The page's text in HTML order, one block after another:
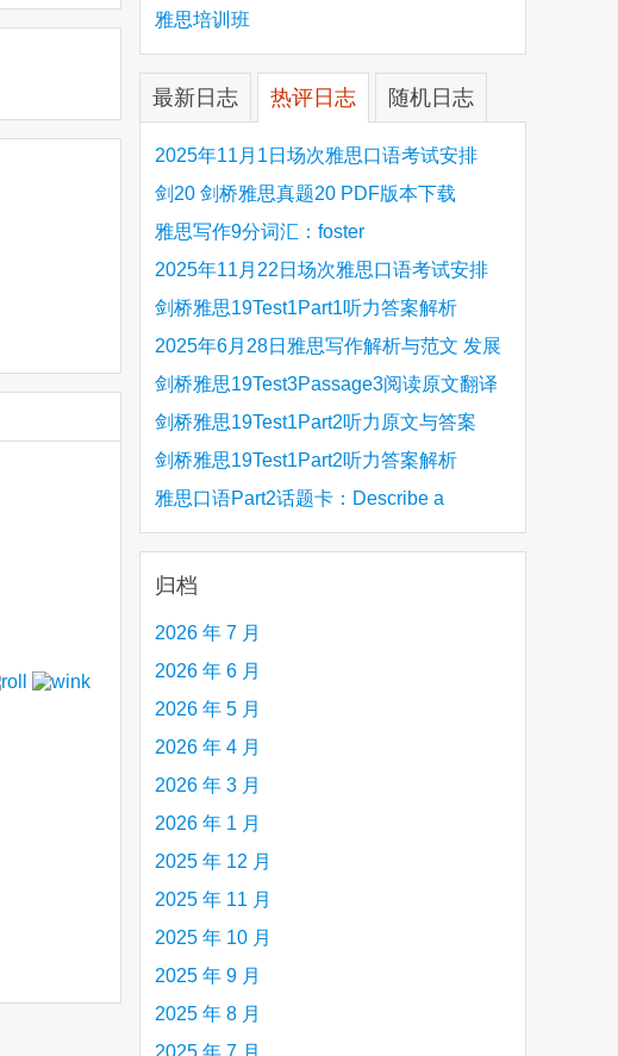
雅思培训班
最新日志 热评日志 随机日志
2025年11月1日场次雅思口语考试安排
剑20 剑桥雅思真题20 PDF版本下载
雅思写作9分词汇：foster
2025年11月22日场次雅思口语考试安排
剑桥雅思19Test1Part1听力答案解析
Hinchingbrooke Country Park
2025年6月28日雅思写作解析与范文 发展
旅游业 手把手带你写高分范文
剑桥雅思19Test3Passage3阅读原文翻译
Is the era of artificial speech translation
upon us 人工智能语言翻译
剑桥雅思19Test1Part2听力原文与答案
Stanthorpe Twinning Association
剑桥雅思19Test1Part2听力答案解析
Stanthorpe Twinning Association
雅思口语Part2话题卡：Describe a
creative person (e.g. an artist, a musician,
etc.) you admire 钦佩的有创造力的人
归档
2026 年 7 月
2026 年 6 月
2026 年 5 月
2026 年 4 月
2026 年 3 月
2026 年 1 月
2025 年 12 月
2025 年 11 月
2025 年 10 月
2025 年 9 月
2025 年 8 月
2025 年 7 月